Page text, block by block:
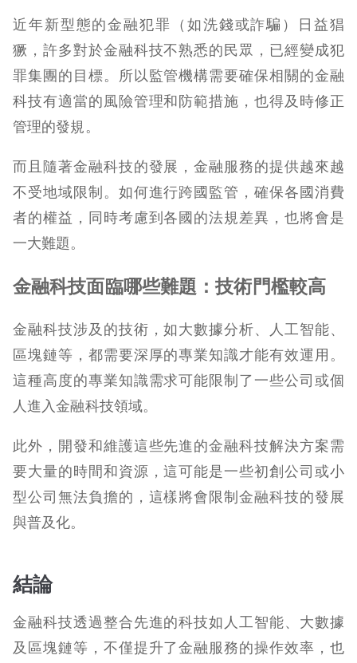
近年新型態的金融犯罪（如洗錢或詐騙）日益猖
獗，許多對於金融科技不熟悉的民眾，已經變成犯
罪集團的目標。所以監管機構需要確保相關的金融
科技有適當的風險管理和防範措施，也得及時修正
管理的發規。
而且隨著金融科技的發展，金融服務的提供越來越
不受地域限制。如何進行跨國監管，確保各國消費
者的權益，同時考慮到各國的法規差異，也將會是
一大難題。
金融科技面臨哪些難題：技術門檻較高
金融科技涉及的技術，如大數據分析、人工智能、
區塊鏈等，都需要深厚的專業知識才能有效運用。
這種高度的專業知識需求可能限制了一些公司或個
人進入金融科技領域。
此外，開發和維護這些先進的金融科技解決方案需
要大量的時間和資源，這可能是一些初創公司或小
型公司無法負擔的，這樣將會限制金融科技的發展
與普及化。
結論
金融科技透過整合先進的科技如人工智能、大數據
及區塊鏈等，不僅提升了金融服務的操作效率，也